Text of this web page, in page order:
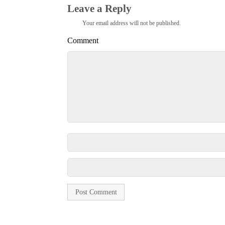
Leave a Reply
Your email address will not be published.
Comment